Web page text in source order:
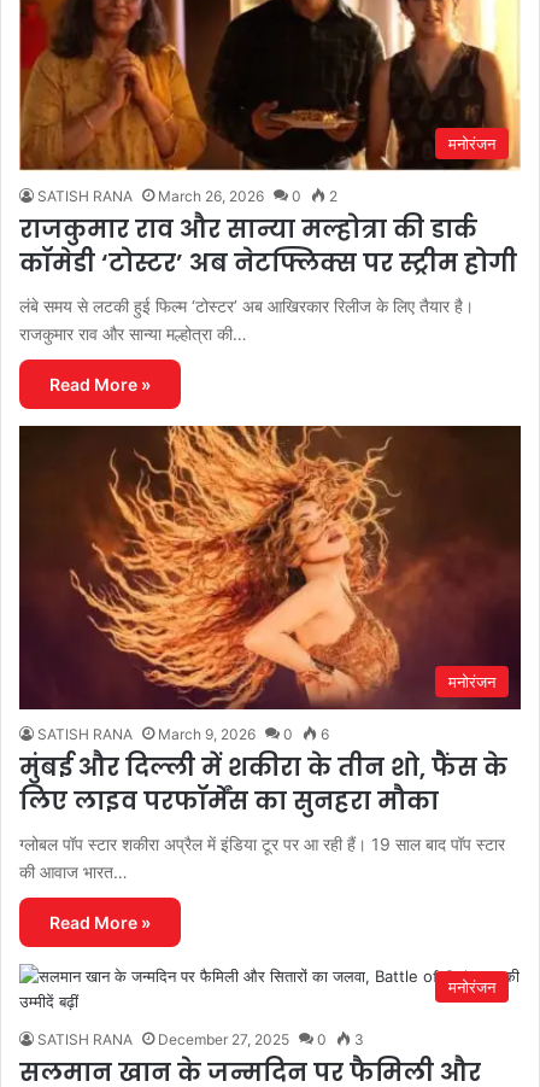
मनोरंजन
SATISH RANA March 26, 2026 0 2
राजकुमार राव और सान्या मल्होत्रा की डार्क
कॉमेडी ‘टोस्टर’ अब नेटफ्लिक्स पर स्ट्रीम होगी
लंबे समय से लटकी हुई फिल्म ‘टोस्टर’ अब आखिरकार रिलीज के लिए तैयार है।
राजकुमार राव और सान्या मल्होत्रा की…
Read More »
मनोरंजन
SATISH RANA March 9, 2026 0 6
मुंबई और दिल्ली में शकीरा के तीन शो, फैंस के
लिए लाइव परफॉर्मेंस का सुनहरा मौका
ग्लोबल पॉप स्टार शकीरा अप्रैल में इंडिया टूर पर आ रही हैं। 19 साल बाद पॉप स्टार
की आवाज भारत…
Read More »
मनोरंजन
SATISH RANA December 27, 2025 0 3
सलमान खान के जन्मदिन पर फैमिली और